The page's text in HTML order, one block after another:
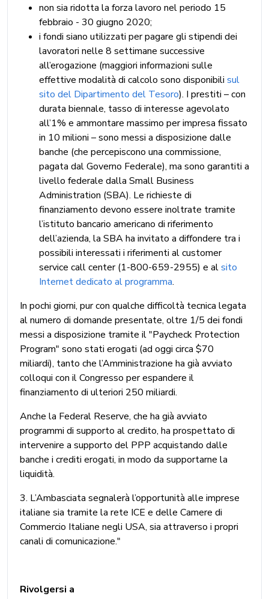
non sia ridotta la forza lavoro nel periodo 15
febbraio - 30 giugno 2020;
i fondi siano utilizzati per pagare gli stipendi dei
lavoratori nelle 8 settimane successive
all’erogazione (maggiori informazioni sulle
effettive modalità di calcolo sono disponibili sul
sito del Dipartimento del Tesoro). I prestiti – con
durata biennale, tasso di interesse agevolato
all’1% e ammontare massimo per impresa fissato
in 10 milioni – sono messi a disposizione dalle
banche (che percepiscono una commissione,
pagata dal Governo Federale), ma sono garantiti a
livello federale dalla Small Business
Administration (SBA). Le richieste di
finanziamento devono essere inoltrate tramite
l’istituto bancario americano di riferimento
dell’azienda, la SBA ha invitato a diffondere tra i
possibili interessati i riferimenti al customer
service call center (1-800-659-2955) e alsito
Internet dedicato al programma.
In pochi giorni, pur con qualche difficoltà tecnica legata
al numero di domande presentate, oltre 1/5 dei fondi
messi a disposizione tramite il "Paycheck Protection
Program" sono stati erogati (ad oggi circa $70
miliardi), tanto che l’Amministrazione ha già avviato
colloqui con il Congresso per espandere il
finanziamento di ulteriori 250 miliardi.
Anche la Federal Reserve, che ha già avviato
programmi di supporto al credito, ha prospettato di
intervenire a supporto del PPP acquistando dalle
banche i crediti erogati, in modo da supportarne la
liquidità.
3. L’Ambasciata segnalerà l’opportunità alle imprese
italiane sia tramite la rete ICE e delle Camere di
Commercio Italiane negli USA, sia attraverso i propri
canali di comunicazione."
Rivolgersi a